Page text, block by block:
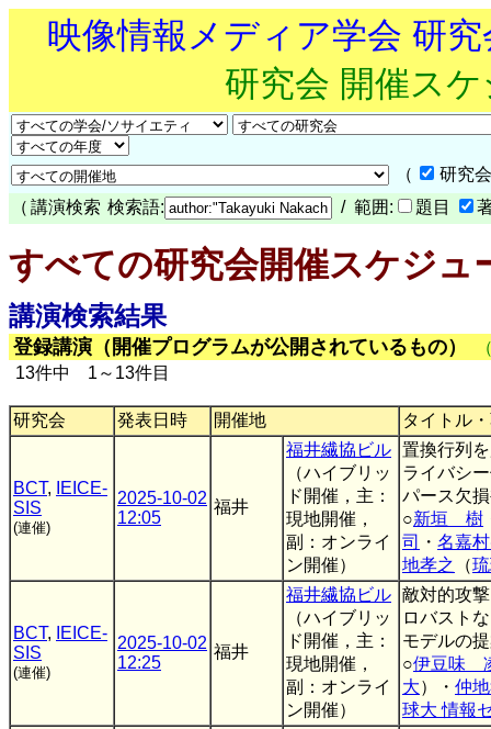
映像情報メディア学会 研
研究会 開催ス
（
研究
（ 講演検索 検索語: / 範囲: 題目
すべての研究会開催スケジュ
講演検索結果
登録講演（開催プログラムが公開されているもの）
13件中 1～13件目
研究会 発表日時 開催地 タイトル
BCT,
IEICE-
SIS
(連催)
2025-10-02
12:05
福井
福井繊協ビル
（ハイブリッ
ド開催，主：
現地開催，
副：オンライ
ン開催）
置換行列
ライバシ
パース欠
○新垣 樹
司
・ 名嘉
地孝之
（
BCT,
IEICE-
SIS
(連催)
2025-10-02
12:25
福井
福井繊協ビル
（ハイブリッ
ド開催，主：
現地開催，
副：オンライ
ン開催）
敵対的攻
ロバスト
モデルの
○伊豆味
大）・ 仲
球大 情報